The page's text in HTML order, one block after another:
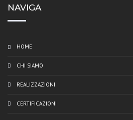
NAVIGA
HOME
CHI SIAMO
REALIZZAZIONI
CERTIFICAZIONI